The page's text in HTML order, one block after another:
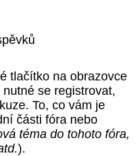
tlačítko na obrazovce
se registrovat,
To, co vám je
části fóra nebo
téma do tohoto fóra,
).